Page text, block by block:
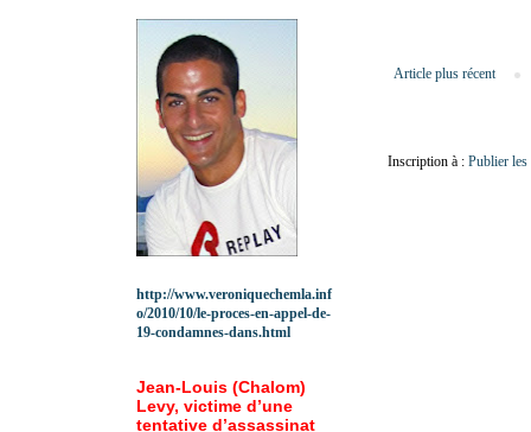
Article plus récent
Inscription à : Publier
http://www.veroniquechemla.inf
o/2010/10/le-proces-en-appel-de-
19-condamnes-dans.html
Jean-Louis (Chalom)
Levy, victime d’une
tentative d’assassinat